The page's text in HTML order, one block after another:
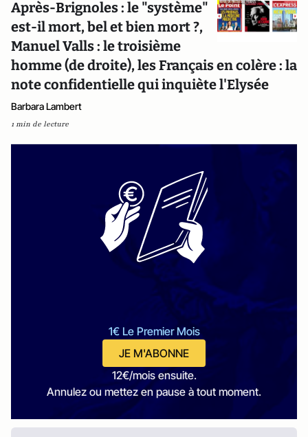
Après-Brignoles : le "système"
est-il mort, bel et bien mort ?,
Manuel Valls : le troisième
homme (de droite), les Français en colère : la
note confidentielle qui inquiète l'Elysée
Barbara Lambert
1 min de lecture
1€ Le Premier Mois
JE M'ABONNE
12€/mois ensuite.
Annulez ou mettez en pause à tout moment.